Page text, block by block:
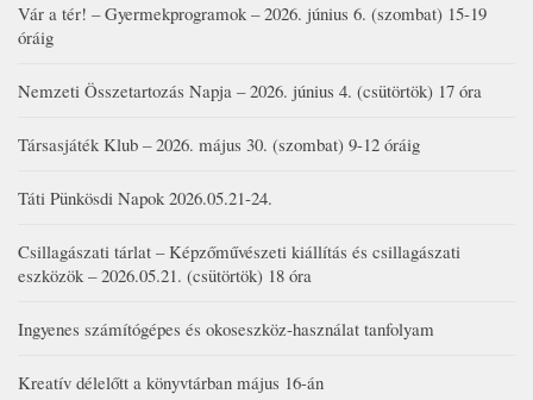
Vár a tér! – Gyermekprogramok – 2026. június 6. (szombat) 15-19
óráig
Nemzeti Összetartozás Napja – 2026. június 4. (csütörtök) 17 óra
Társasjáték Klub – 2026. május 30. (szombat) 9-12 óráig
Táti Pünkösdi Napok 2026.05.21-24.
Csillagászati tárlat – Képzőművészeti kiállítás és csillagászati
eszközök – 2026.05.21. (csütörtök) 18 óra
Ingyenes számítógépes és okoseszköz-használat tanfolyam
Kreatív délelőtt a könyvtárban május 16-án